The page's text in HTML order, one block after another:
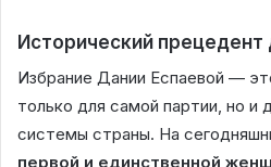
Исторический прецедент
Избрание Дании Еспаевой —
только для самой партии, но и
системы страны. На
первой и единственной